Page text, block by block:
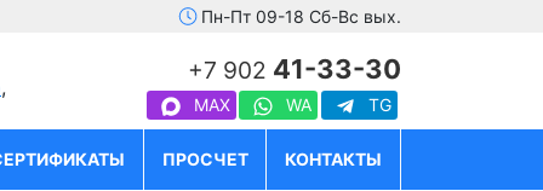
Пн-Пт 09-18 Сб-Вс вых.
,
+7 902 41-33-30
MAX WA TG
ПРОСЧЕТ КОНТАКТЫ